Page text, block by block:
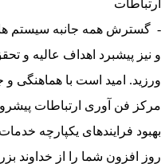
گسترش همه جانبه سیستم های
نیز پیشبرد اهداف عالیه و
امید است با هماهنگی و
فن آوری ارتباطات پیشرو
فرایندهای یکپارچه
افزون شما را از خداوند